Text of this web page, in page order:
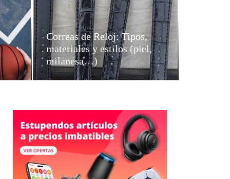
Correas de Reloj: Tipos,
materiales y estilos (piel,
milanesa…)